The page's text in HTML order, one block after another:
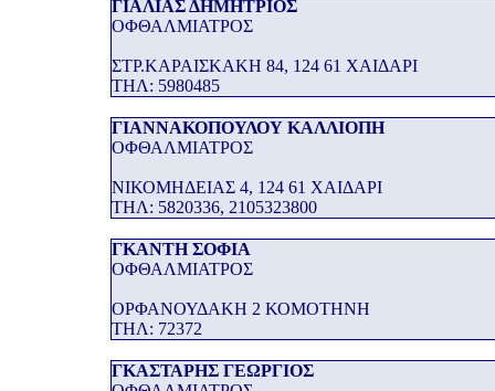
ΓΙΑΛΙΑΣ ΔΗΜΗΤΡΙΟΣ
ΟΦΘΑΛΜΙΑΤΡΟΣ
ΣΤΡ.ΚΑΡΑΙΣΚΑΚΗ 84, 124 61 ΧΑΙΔΑΡΙ
THΛ: 5980485
ΓΙΑΝΝΑΚΟΠΟΥΛΟΥ ΚΑΛΛΙΟΠΗ
ΟΦΘΑΛΜΙΑΤΡΟΣ
ΝΙΚΟΜΗΔΕΙΑΣ 4, 124 61 ΧΑΙΔΑΡΙ
THΛ: 5820336, 2105323800
ΓΚΑΝΤΗ ΣΟΦΙΑ
ΟΦΘΑΛΜΙΑΤΡΟΣ
ΟΡΦΑΝΟΥΔΑΚΗ 2 ΚΟΜΟΤΗΝΗ
THΛ: 72372
ΓΚΑΣΤΑΡΗΣ ΓΕΩΡΓΙΟΣ